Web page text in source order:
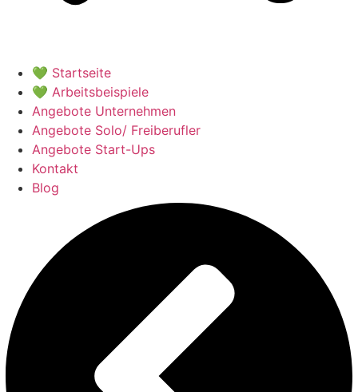
💚 Startseite
💚 Arbeitsbeispiele
Angebote Unternehmen
Angebote Solo/ Freiberufler
Angebote Start-Ups
Kontakt
Blog